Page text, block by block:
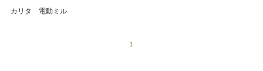
カリタ 電動ミル
1